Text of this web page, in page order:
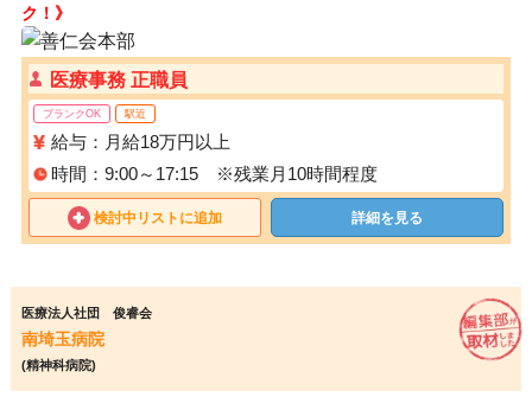
ク！》
医療事務 正職員
ブランクOK 駅近
給与：月給18万円以上
時間：9:00～17:15 ※残業月10時間程度
検討中リストに追加 詳細を見る
医療法人社団 俊睿会
南埼玉病院
(精神科病院)